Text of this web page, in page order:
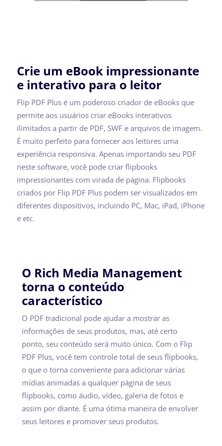
Crie um eBook impressionante
e interativo para o leitor
Flip PDF Plus é um poderoso criador de eBooks que
permite aos usuários criar eBooks interativos
ilimitados a partir de PDF, SWF e arquivos de imagem.
É muito perfeito para fornecer aos leitores uma
experiência responsiva. Apenas importando seu PDF
neste software, você pode criar flipbooks
impressionantes com virada de página. Flipbooks
criados por Flip PDF Plus podem ser visualizados em
diferentes dispositivos, incluindo PC, Mac, iPad, iPhone
e etc.
O Rich Media Management
torna o conteúdo
característico
O PDF tradicional pode ajudar a mostrar as
informações de seus produtos, mas, até certo
ponto, seu conteúdo será muito único. Com o Flip
PDF Plus, você tem controle total de seus flipbooks,
o que o torna conveniente para adicionar várias
mídias animadas a qualquer página de seus
flipbooks, como áudio, vídeo, galeria de fotos e
assim por diante. É uma ótima maneira de envolver
seus leitores e promover seus produtos.